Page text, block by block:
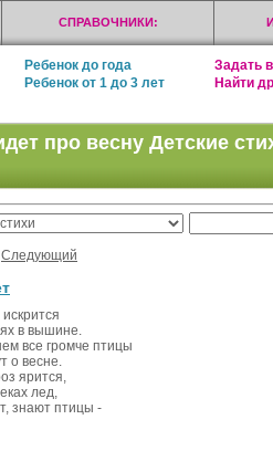
СПРАВОЧНИКИ:
Ребенок до года
Задать
Ребенок от 1 до 3 лет
Найти
про весну Детские
Следующий
в вышине.
все громче птицы
о весне.
ярится,
лед,
знают птицы -